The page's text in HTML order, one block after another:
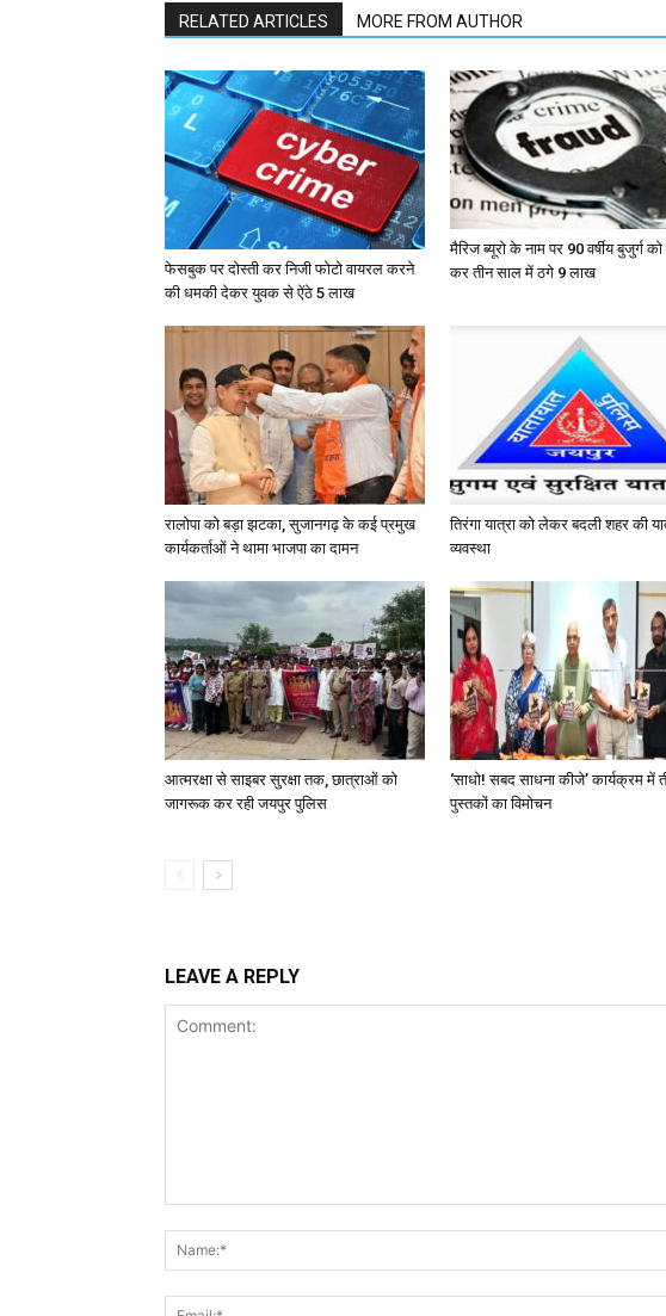
RELATED ARTICLES MORE FROM AUTHOR
फेसबुक पर दोस्ती कर निजी फोटो वायरल करने
की धमकी देकर युवक से ऐंठे 5 लाख
मैरिज ब्यूरो के नाम पर 90 वर्षीय बुजुर्ग
कर तीन साल में ठगे 9 लाख
रालोपा को बड़ा झटका, सुजानगढ़ के कई प्रमुख
कार्यकर्ताओं ने थामा भाजपा का दामन
तिरंगा यात्रा को लेकर बदली शहर की
व्यवस्था
आत्मरक्षा से साइबर सुरक्षा तक, छात्राओं को
जागरूक कर रही जयपुर पुलिस
‘साधो! सबद साधना कीजे’ कार्यक्रम में
पुस्तकों का विमोचन
LEAVE A REPLY